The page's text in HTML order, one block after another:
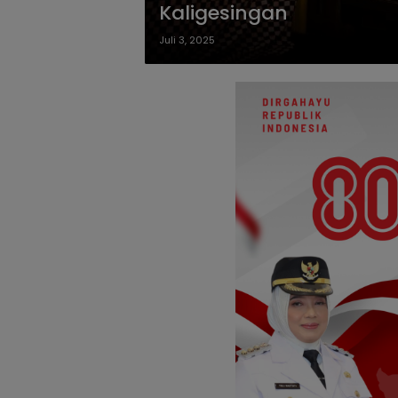
Kaligesingan
Juli 3, 2025